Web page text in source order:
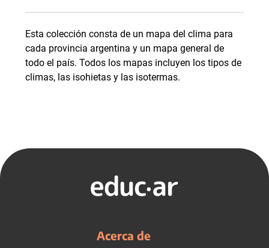
Esta colección consta de un mapa del clima para
cada provincia argentina y un mapa general de
todo el país. Todos los mapas incluyen los tipos de
climas, las isohietas y las isotermas.
Acerca de